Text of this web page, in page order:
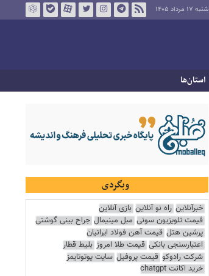
شنبه ۱۷ مرداد ۱۴۰۵
استان‌ها
وبگردی
خبرآنلاین راه نو آنلاین بازی آنلاین
قیمت تلویزیون سونی مبل مینیمال جراح بینی گوشتی
پرشین هتل قیمت آهن فولاد ایرانیان
اعتبارسنجی بانکی قیمت طلا امروز بلیط قطار
شرکت رادوکو قیمت پروفیل سایت یوتوتایمز
خرید اکانت chatgpt